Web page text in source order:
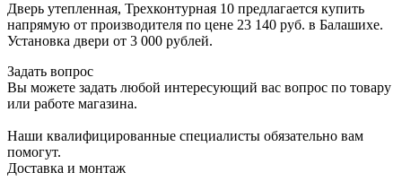
Дверь утепленная, Трехконтурная 10 предлагается купить
напрямую от производителя по цене 23 140 руб. в Балашихе.
Установка двери от 3 000 рублей.
Задать вопрос
Вы можете задать любой интересующий вас вопрос по товару
или работе магазина.
Наши квалифицированные специалисты обязательно вам
помогут.
Доставка и монтаж